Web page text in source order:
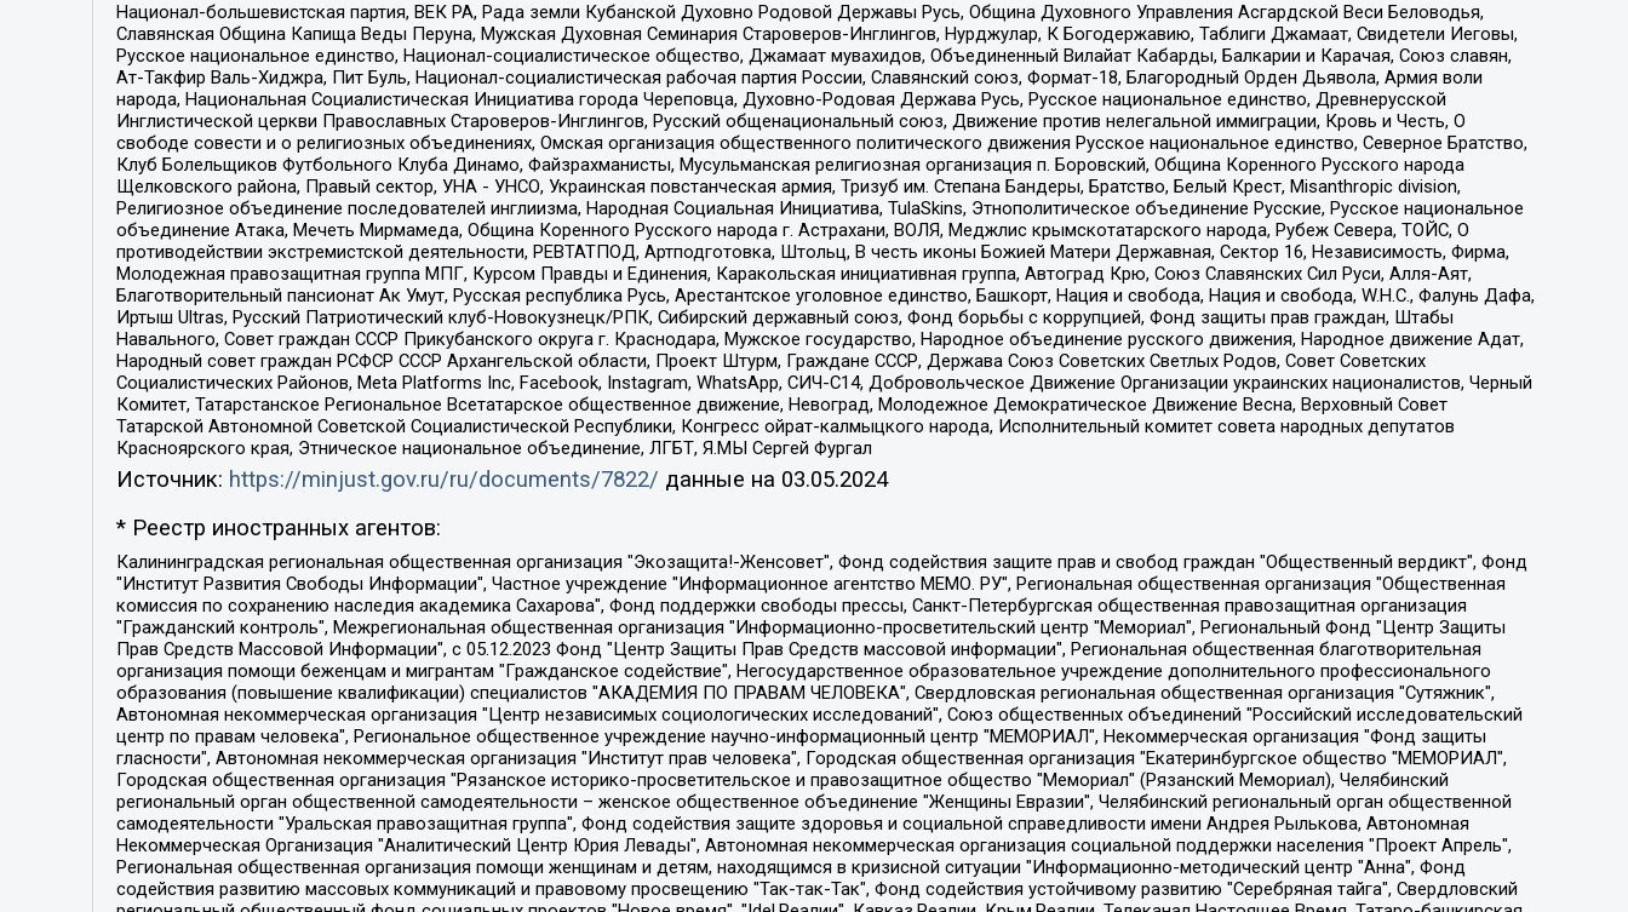
Национал-большевистская партия, ВЕК РА, Рада земли Кубанской Духовно Родовой Державы Русь, Община Духовного Управления Асгардской Веси Беловодья,
Славянская Община Капища Веды Перуна, Мужская Духовная Семинария Староверов-Инглингов, Нурджулар, К Богодержавию, Таблиги Джамаат, Свидетели Иеговы,
Русское национальное единство, Национал-социалистическое общество, Джамаат мувахидов, Объединенный Вилайат Кабарды, Балкарии и Карачая, Союз славян,
Ат-Такфир Валь-Хиджра, Пит Буль, Национал-социалистическая рабочая партия России, Славянский союз, Формат-18, Благородный Орден Дьявола, Армия воли
народа, Национальная Социалистическая Инициатива города Череповца, Духовно-Родовая Держава Русь, Русское национальное единство, Древнерусской
Инглистической церкви Православных Староверов-Инглингов, Русский общенациональный союз, Движение против нелегальной иммиграции, Кровь и Честь, О
свободе совести и о религиозных объединениях, Омская организация общественного политического движения Русское национальное единство, Северное Братство,
Клуб Болельщиков Футбольного Клуба Динамо, Файзрахманисты, Мусульманская религиозная организация п. Боровский, Община Коренного Русского народа
Щелковского района, Правый сектор, УНА - УНСО, Украинская повстанческая армия, Тризуб им. Степана Бандеры, Братство, Белый Крест, Misanthropic division,
Религиозное объединение последователей инглиизма, Народная Социальная Инициатива, TulaSkins, Этнополитическое объединение Русские, Русское национальное
объединение Атака, Мечеть Мирмамеда, Община Коренного Русского народа г. Астрахани, ВОЛЯ, Меджлис крымскотатарского народа, Рубеж Севера, ТОЙС, О
противодействии экстремистской деятельности, РЕВТАТПОД, Артподготовка, Штольц, В честь иконы Божией Матери Державная, Сектор 16, Независимость, Фирма,
Молодежная правозащитная группа МПГ, Курсом Правды и Единения, Каракольская инициативная группа, Автоград Крю, Союз Славянских Сил Руси, Алля-Аят,
Благотворительный пансионат Ак Умут, Русская республика Русь, Арестантское уголовное единство, Башкорт, Нация и свобода, Нация и свобода, W.H.С., Фалунь Дафа,
Иртыш Ultras, Русский Патриотический клуб-Новокузнецк/РПК, Сибирский державный союз, Фонд борьбы с коррупцией, Фонд защиты прав граждан, Штабы
Навального, Совет граждан СССР Прикубанского округа г. Краснодара, Мужское государство, Народное объединение русского движения, Народное движение Адат,
Народный совет граждан РСФСР СССР Архангельской области, Проект Штурм, Граждане СССР, Держава Союз Советских Светлых Родов, Совет Советских
Социалистических Районов, Meta Platforms Inc, Facebook, Instagram, WhatsApp, СИЧ-С14, Добровольческое Движение Организации украинских националистов, Черный
Комитет, Татарстанское Региональное Всетатарское общественное движение, Невоград, Молодежное Демократическое Движение Весна, Верховный Совет
Татарской Автономной Советской Социалистической Республики, Конгресс ойрат-калмыцкого народа, Исполнительный комитет совета народных депутатов
Красноярского края, Этническое национальное объединение, ЛГБТ, Я.МЫ Сергей Фургал
Источник: https://minjust.gov.ru/ru/documents/7822/ данные на 03.05.2024
* Реестр иностранных агентов:
Калининградская региональная общественная организация "Экозащита!-Женсовет", Фонд содействия защите прав и свобод граждан "Общественный вердикт", Фонд "Институт Развития Свободы Информации", Частное учреждение "Информационное агентство МЕМО. РУ", Региональная общественная организация "Общественная комиссия по сохранению наследия академика Сахарова", Фонд поддержки свободы прессы, Санкт-Петербургская общественная правозащитная организация "Гражданский контроль", Межрегиональная общественная организация "Информационно-просветительский центр "Мемориал", Региональный Фонд "Центр Защиты Прав Средств Массовой Информации", с 05.12.2023 Фонд "Центр Защиты Прав Средств массовой информации", Региональная общественная благотворительная организация помощи беженцам и мигрантам "Гражданское содействие", Негосударственное образовательное учреждение дополнительного профессионального образования (повышение квалификации) специалистов "АКАДЕМИЯ ПО ПРАВАМ ЧЕЛОВЕКА", Свердловская региональная общественная организация "Сутяжник", Автономная некоммерческая организация "Центр независимых социологических исследований", Союз общественных объединений "Российский исследовательский центр по правам человека", Региональное общественное учреждение научно-информационный центр "МЕМОРИАЛ", Некоммерческая организация "Фонд защиты гласности", Автономная некоммерческая организация "Институт прав человека", Городская общественная организация "Екатеринбургское общество "МЕМОРИАЛ", Городская общественная организация "Рязанское историко-просветительское и правозащитное общество "Мемориал" (Рязанский Мемориал), Челябинский региональный орган общественной самодеятельности – женское общественное объединение "Женщины Евразии", Челябинский региональный орган общественной самодеятельности "Уральская правозащитная группа", Фонд содействия защите здоровья и социальной справедливости имени Андрея Рылькова, Автономная Некоммерческая Организация "Аналитический Центр Юрия Левады", Автономная некоммерческая организация социальной поддержки населения "Проект Апрель", Региональная общественная организация помощи женщинам и детям, находящимся в кризисной ситуации "Информационно-методический центр "Анна", Фонд содействия развитию массовых коммуникаций и правовому просвещению "Так-так-Так", Фонд содействия устойчивому развитию "Серебряная тайга", Свердловский региональный общественный фонд социальных проектов "Новое время", "Idel.Реалии", Кавказ.Реалии, Крым.Реалии, Телеканал Настоящее Время, Татаро-башкирская служба Радио Свобода (Azatliq Radiosi), Радио Свободная Европа/Радио Свобода (PCE/PC), "Сибирь.Реалии", "Фактограф", Благотворительный фонд помощи осужденным и их семьям, Автономная некоммерческая организация "Институт глобализации и социальных движений", Фонд "В защиту прав заключенных", Частное учреждение "Центр поддержки и содействия развитию средств массовой информации", Пензенский региональный общественный благотворительный фонд "Гражданский союз", "Север.Реалии", Некоммерческая организация Фонд "Правовая инициатива", Общество с ограниченной ответственностью "Радио Свободная Европа/Радио Свобода", Чешское информационное агентство "MEDIUM-ORIENT", Красноярская региональная общественная организация "Мы против СПИДа", Камалягин Денис Николаевич, Маркелов Сергей Евгеньевич, Пономарев Лев Александрович, Савицкая Людмила Алексеевна, Автономная некоммерческая организация "Центр по работе с проблемой насилия "НАСИЛИЮ.НЕТ", Межрегиональный профессиональный союз работников здравоохранения "Альянс врачей", Юридическое лицо, зарегистрированное в Латвийской Республике, SIA "Medusa Project" (регистрационный номер 40103797863, дата регистрации 10.06.2014), Некоммерческая организация "Фонд по борьбе с коррупцией", Автономная некоммерческая организация "Институт права и публичной политики", Баданин Роман Сергеевич, Гликин Максим Александрович, Железнова Мария Михайловна, Лукьянова Юлия Сергеевна, Маетная Елизавета Витальевна, Маняхин Петр Борисович, Чуракова Ольга Владимировна, Ярош Юлия Петровна, Юридическое лицо "The Insider SIA", зарегистрированное в Риге, Латвийская Республика (дата регистрации 26.06.2015), являющееся администратором доменного имени интернет-издания "The Insider SIA", https://theins.ru, Постернак Алексей Евгеньевич, Рубин Михаил Аркадьевич, Анин Роман Александрович, Юридическое лицо Istories fonds, зарегистрированное в Латвийской Республике (регистрационный номер 50008295751, дата регистрации 24.02.2020), Великовский Дмитрий Александрович, Долинина Ирина Николаевна, Мароховская Алеся Алексеевна, Шлейнов Роман Юрьевич, Шмагун Олеся Валентиновна, Общество с ограниченной ответственностью "Альтаир 2021", Общество с ограниченной ответственностью "Вега 2021", Общество с ограниченной ответственностью "Главный редактор 2021", Общество с ограниченной ответственностью "Ромашки монолит", Важенков Артем Валерьевич, Ивановская областная общественная организация "Центр гендерных исследований", Гурман Юрий Альбертович, Медиапроект "ОВД-Инфо", Егоров Владимир Владимирович, Жилинский Владимир Александрович, Общество с ограниченной ответственностью "ЗП", Иванова София Юрьевна, Карезина Инна Павловна, Кильтау Екатерина Викторовна, Петров Алексей Викторович, Пискунов Сергей Евгеньевич, Смирнов Сергей Сергеевич, Тихонов Михаил Сергеевич, Общество с ограниченной ответственностью "ЖУРНАЛИСТ-ИНОСТРАННЫЙ АГЕНТ", Арапова Галина Юрьевна, Вольтская Татьяна Анатольевна, Американская компания "Mason G.E.S. Anonymous Foundation" (США), являющаяся владельцем интернет-издания https://mnews.world/, Компания "Stichting Bellingcat", зарегистрированная в Нидерландах (дата регистрации 11.07.2018), Захаров Андрей Вячеславович, Клепиковская Екатерина Дмитриевна, Общество с ограниченной ответственностью "МЕМО", Перл Роман Александрович, Симонов Евгений Алексеевич, Соловьева Елена Анатольевна, Сотников Даниил Владимирович, Сурначева Елизавета Дмитриевна, Автономная некоммерческая организация по защите прав человека и информированию населения "Якутия – Наше Мнение", Общество с ограниченной ответственностью "Москоу диджитал медиа", с 26.01.2023 Общество с ограниченной ответственностью "Чайка Белые сады", Ветошкина Валерия Валерьевна, Заговора Максим Александрович, Межрегиональное общественное движение "Российская ЛГБТ - сеть", Оленичев Максим Владимирович, Павлов Иван Юрьевич, Скворцова Елена Сергеевна, Общество с ограниченной ответственностью "Как бы инагент", Кочетков Игорь Викторович, Общество с ограниченной ответственностью "Честные выборы", Еланчик Олег Александрович, Общество с ограниченной ответственностью "Нобелевский призыв", Гималова Регина Эмилевна, Григорьев Андрей Валерьевич, Григорьева Алина Александровна, Ассоциация по содействию защите прав призывников, альтернативнослужащих и военнослужащих "Правозащитная группа "Гражданин.Армия.Право", Хисамова Регина Фаритовна, Автономная некоммерческая организация по реализации социально-правовых программ "Лилит", Дальневосточное общественное движение "Маяк", Санкт-Петербургская ЛГБТ-инициативная группа "Выход", Инициативная группа ЛГБТ+ "Реверс", Алексеев Андрей Викторович, Бекбулатова Таисия Львовна, Беляев Иван Михайлович, Владыкина Елена Сергеевна, Гельман Марат Александрович, Никульшина Вероника Юрьевна, Толоконникова Надежда Андреевна, Шендерович Виктор Анатольевич, Общество с ограниченной ответственностью "Данное сообщение", Общество с ограниченной ответственностью Издательский дом "Новая глава", Айнбиндер Александра Александровна, Московский комьюнити-центр для ЛГБТ+инициатив, Благотворительный фонд развития филантропии, Deutsche Welle (Германия, Kurt-Schumacher-Strasse 3, 53113 Bonn), Борзунова Мария Михайловна, Воробьев Виктор Викторович, Голубева Анна Львовна, Константинова Алла Михайловна, Малкова Ирина Владимировна, Мурадов Мурад Абдулгалимович, Осетинская Елизавета Николаевна, Понасенков Евгений Николаевич, Ганапольский Матвей Юрьевич, Киселев Евгений Алексеевич, Борухович Ирина Григорьевна, Дремин Иван Тимофеевич, Дубровский Дмитрий Викторович, Красноярская региональная общественная организация поддержки и развития альтернативных образовательных технологий и межкультурных коммуникаций "ИНТЕРРА", Маяковская Екатерина Алексеевна, Фейгин Марк Захарович, Филимонов Андрей Викторович, Дзугкоева Регина Николаевна, Доброхотов Роман Александрович, Дудь Юрий Александрович, Елкин Сергей Владимирович, Кругликов Кирилл Игоревич, Сабунаева Мария Леонидовна, Семенов Алексей Владимирович, Шаинян Карен Багратович, Шульман Екатерина Михайловна, Асафьев Артур Валерьевич, Вахштайн Виктор Семенович, Венедиктов Алексей Алексеевич, Лушникова Екатерина Евгеньевна, Волков Леонид Михайлович, Невзоров Александр Глебович, Пархоменко Сергей Борисович, Сироткин Ярослав Николаевич, Кара-Мурза Владимир Владимирович, Баранова Наталья Владимировна, Гозман Леонид Яковлевич, Кагарлицкий Борис Юльевич, Климарев Михаил Валерьевич, Милов Владимир Станиславович, Автономная некоммерческая организация Краснодарский центр современного искусства "Типография", Моргенштерн Алишер Тагирович, Соболь Любовь Эдуардовна, Общество с ограниченной ответственностью "ЛИЗА НОРМ", Каспаров Гарри Кимович, Ходорковский Михаил Борисович, Общество с ограниченной ответственностью "Апрельские тезисы", Данилович Ирина Брониславовна, Кашин Олег Владимирович, Петров Николай Владимирович, Пивоваров Алексей Владимирович, Соколов Михаил Владимирович, Цветкова Юлия Владимировна, Чичваркин Евгений Александрович, Комитет против пыток/Команда против пыток, Общество с ограниченной ответственностью "Первый научный", Общество с ограниченной ответственностью "Вертолет и ко", Белоцерковская Вероника Борисовна, Кац Максим Евгеньевич, Лазарева Татьяна Юрьевна, Шаведдинов Руслан Табризович, Яшин Илья Валерьевич, Общество с ограниченной ответственностью "Иноагент ААВ", Алешковский Дмитрий Петрович, Альбац Евгения Марковна, Быков Дмитрий Львович, Галямина Юлия Евгеньевна, Лойко Сергей Леонидович, Мартынов Кирилл Константинович, Медведев Сергей Александрович, Крашенинников Федор Геннадиевич, Гордеева Катерина Вл